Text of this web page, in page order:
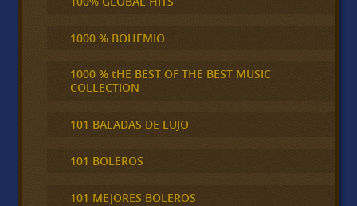
1000 % BOHEMIO
1000 % tHE BEST OF THE BEST MUSIC
COLLECTION
101 BALADAS DE LUJO
101 BOLEROS
101 MEJORES BOLEROS